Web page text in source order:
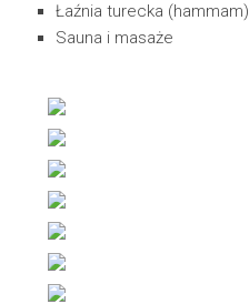
Łaźnia turecka (hammam)
Sauna i masaże